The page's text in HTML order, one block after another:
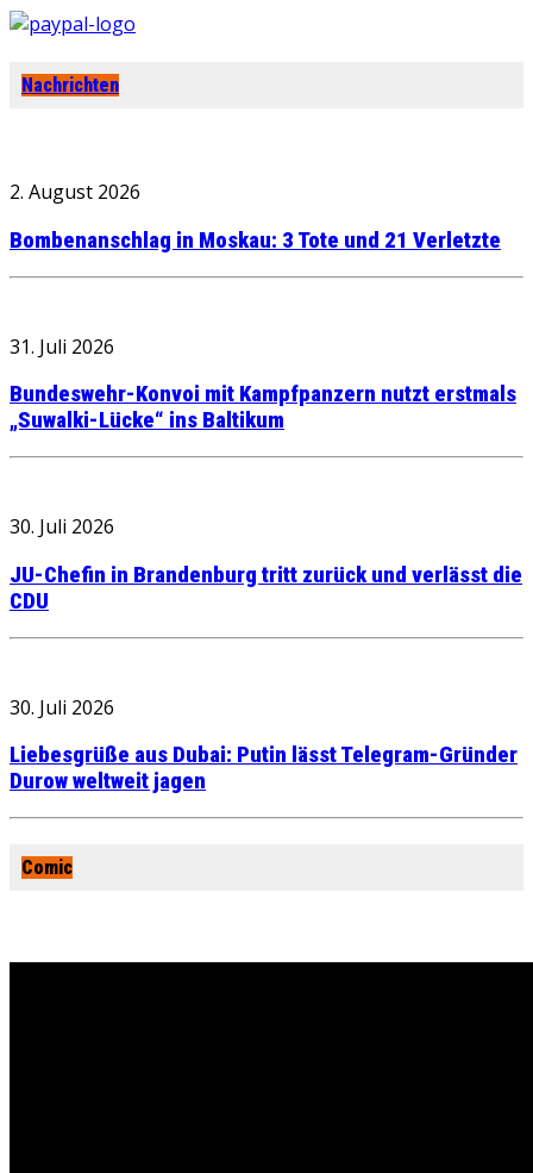
Nachrichten
2. August 2026
Bombenanschlag in Moskau: 3 Tote und 21 Verletzte
31. Juli 2026
Bundeswehr-Konvoi mit Kampfpanzern nutzt erstmals
„Suwalki-Lücke“ ins Baltikum
30. Juli 2026
JU-Chefin in Brandenburg tritt zurück und verlässt die
CDU
30. Juli 2026
Liebesgrüße aus Dubai: Putin lässt Telegram-Gründer
Durow weltweit jagen
Comic